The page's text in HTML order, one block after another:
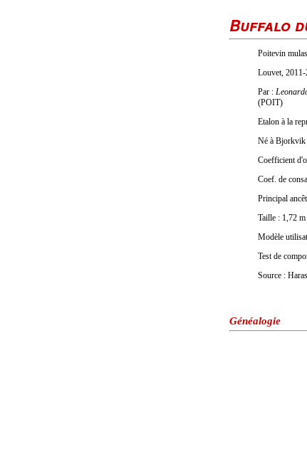
Buffalo
Poitevin
Louvet, 2011-
Par :
(POIT)
Etalon à la
Né à Bjorkvik
Coefficient
Coef. de
Principal
Taille : 1,72
Modèle
Test de
Source :
Généalogie